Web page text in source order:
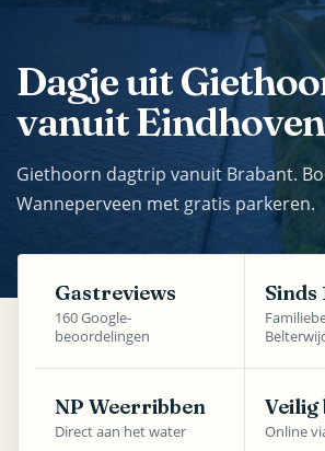
Dagje uit
vanuit Eindhoven
Giethoorn dagtrip vanuit Brabant.
Wanneperveen met gratis parkeren.
Gastreviews
160 Google-
beoordelingen
Sinds
NP Weerribben
Direct aan het water
Veilig
Online